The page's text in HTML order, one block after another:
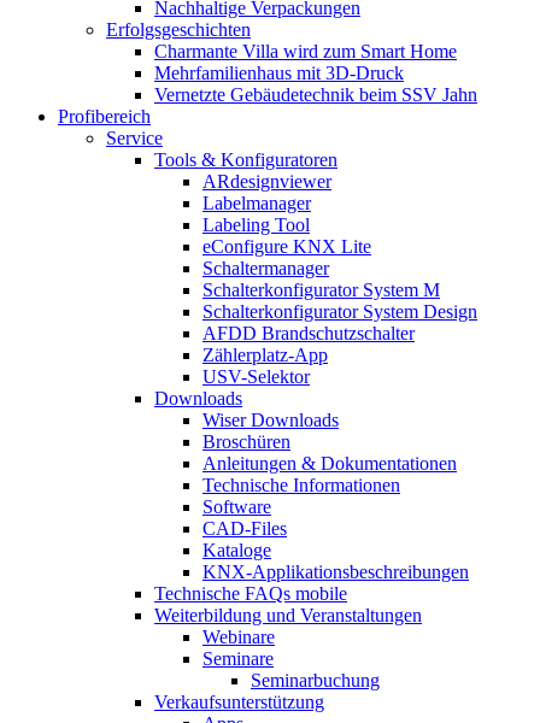
Nachhaltige Verpackungen
Erfolgsgeschichten
Charmante Villa wird zum Smart Home
Mehrfamilienhaus mit 3D-Druck
Vernetzte Gebäudetechnik beim SSV Jahn
Profibereich
Service
Tools & Konfiguratoren
ARdesignviewer
Labelmanager
Labeling Tool
eConfigure KNX Lite
Schaltermanager
Schalterkonfigurator System M
Schalterkonfigurator System Design
AFDD Brandschutzschalter
Zählerplatz-App
USV-Selektor
Downloads
Wiser Downloads
Broschüren
Anleitungen & Dokumentationen
Technische Informationen
Software
CAD-Files
Kataloge
KNX-Applikationsbeschreibungen
Technische FAQs mobile
Weiterbildung und Veranstaltungen
Webinare
Seminare
Seminarbuchung
Verkaufsunterstützung